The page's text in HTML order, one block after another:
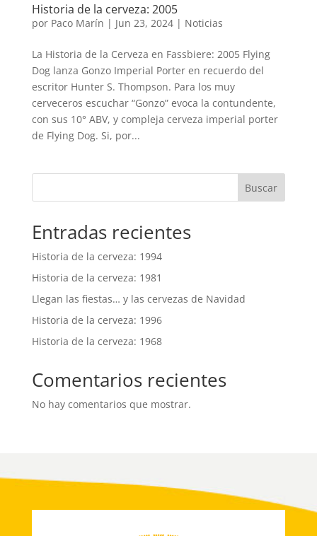
Historia de la cerveza: 2005
por Paco Marín | Jun 23, 2024| Noticias
La Historia de la Cerveza en Fassbiere: 2005 Flying
Dog lanza Gonzo Imperial Porter en recuerdo del
escritor Hunter S. Thompson. Para los muy
cerveceros escuchar “Gonzo” evoca la contundente,
con sus 10° ABV, y compleja cerveza imperial porter
de Flying Dog. Si, por...
Buscar
Entradas recientes
Historia de la cerveza: 1994
Historia de la cerveza: 1981
Llegan las fiestas… y las cervezas de Navidad
Historia de la cerveza: 1996
Historia de la cerveza: 1968
Comentarios recientes
No hay comentarios que mostrar.